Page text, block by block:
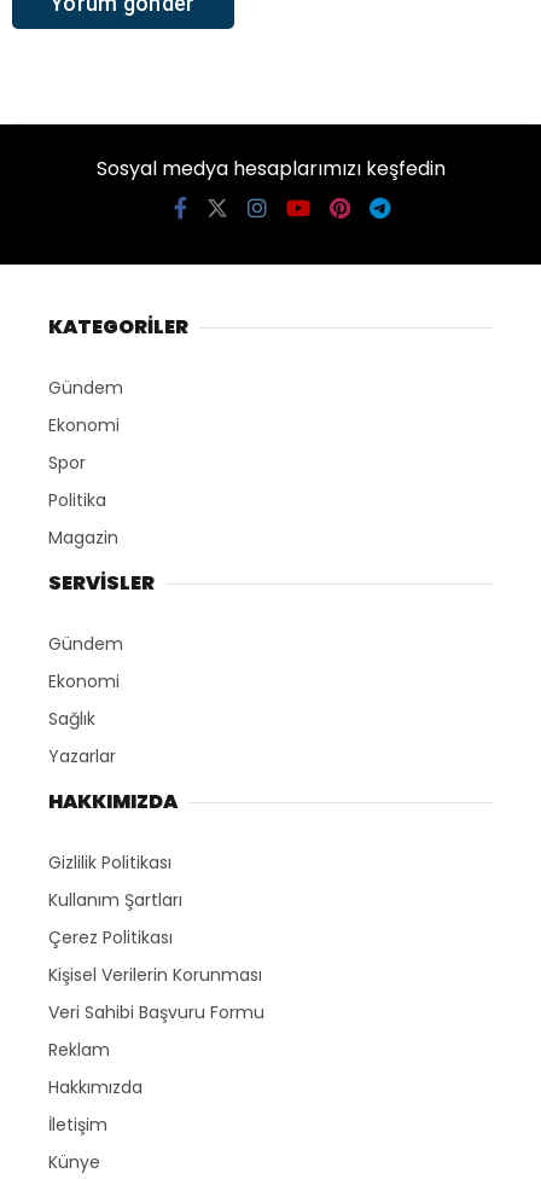
Sosyal medya hesaplarımızı keşfedin
KATEGORİLER
Gündem
Ekonomi
Spor
Politika
Magazin
SERVİSLER
Gündem
Ekonomi
Sağlık
Yazarlar
HAKKIMIZDA
Gizlilik Politikası
Kullanım Şartları
Çerez Politikası
Kişisel Verilerin Korunması
Veri Sahibi Başvuru Formu
Reklam
Hakkımızda
İletişim
Künye